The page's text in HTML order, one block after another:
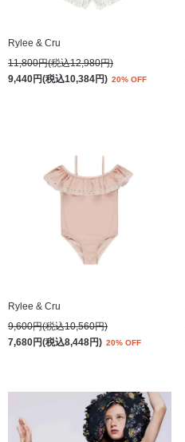
Rylee & Cru
11,800円(税込12,980円)
9,440円(税込10,384円) 20% OFF
Rylee & Cru
9,600円(税込10,560円)
7,680円(税込8,448円) 20% OFF